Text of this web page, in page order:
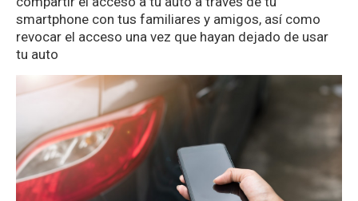
smartphone con tus familiares y amigos, así como
revocar el acceso una vez que hayan dejado de usar
tu auto